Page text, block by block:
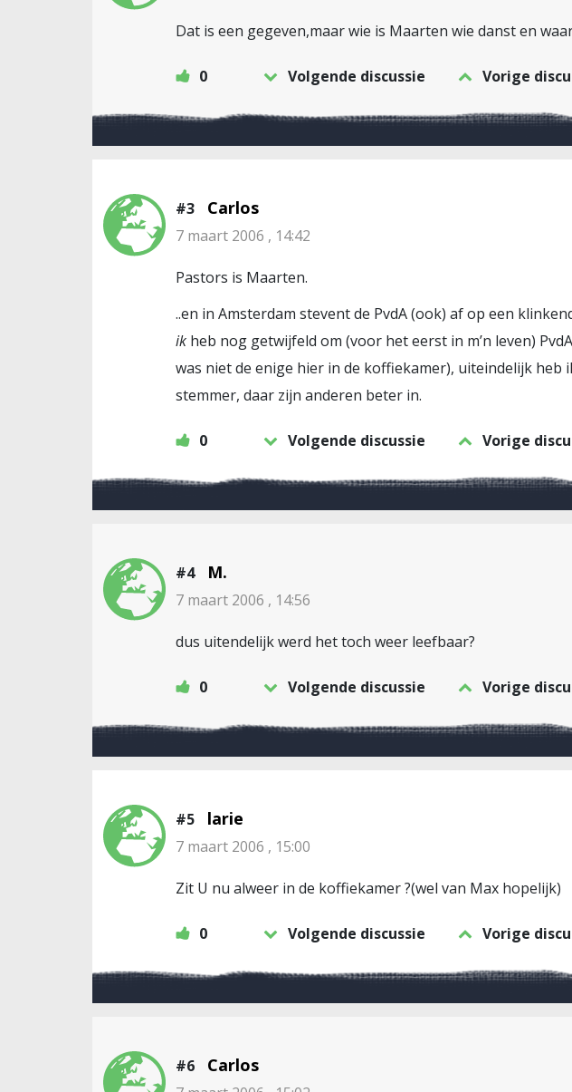
Dat is een gegeven,maar wie is Maarten wie danst en
0 Volgende discussie Vorige
#3 Carlos
7 maart 2006 , 14:42
Pastors is Maarten.
..en in Amsterdam stevent de PvdA (ook) af op een
ik heb nog getwijfeld om (voor het eerst in m’n leven)
was niet de enige hier in de koffiekamer), uiteindelijk heb
stemmer, daar zijn anderen beter in.
0 Volgende discussie Vorige
#4 M.
7 maart 2006 , 14:56
dus uitendelijk werd het toch weer leefbaar?
0 Volgende discussie Vorige
#5 larie
7 maart 2006 , 15:00
Zit U nu alweer in de koffiekamer ?(wel van Max hopelijk)
0 Volgende discussie Vorige
#6 Carlos